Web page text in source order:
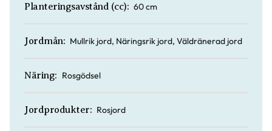
Planteringsavstånd (cc): 60 cm
Jordmån: Mullrik jord, Näringsrik jord, Väldränerad jord
Näring: Rosgödsel
Jordprodukter: Rosjord